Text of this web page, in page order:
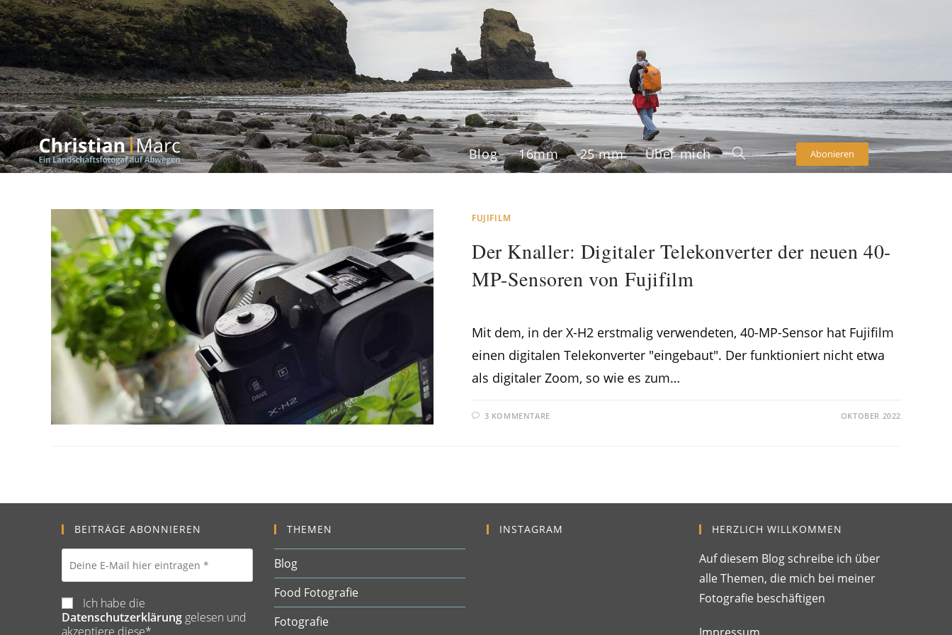
Blog 16mm 25 mm Über mich Abonieren
FUJIFILM
Der Knaller: Digitaler Telekonverter der neuen 40-
MP-Sensoren von Fujifilm
Mit dem, in der X-H2 erstmalig verwendeten, 40-MP-Sensor hat Fujifilm
einen digitalen Telekonverter "eingebaut". Der funktioniert nicht etwa
als digitaler Zoom, so wie es zum…
3 KOMMENTARE OKTOBER 2022
BEITRÄGE ABONNIEREN
Ich habe die
Datenschutzerklärung gelesen und
akzeptiere diese*
THEMEN
Blog
Food Fotografie
Fotografie
INSTAGRAM HERZLICH WILLKOMMEN
Auf diesem Blog schreibe ich über
alle Themen, die mich bei meiner
Fotografie beschäftigen